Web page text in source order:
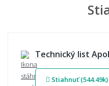
Technický list
Stiahnuť (544.49k)